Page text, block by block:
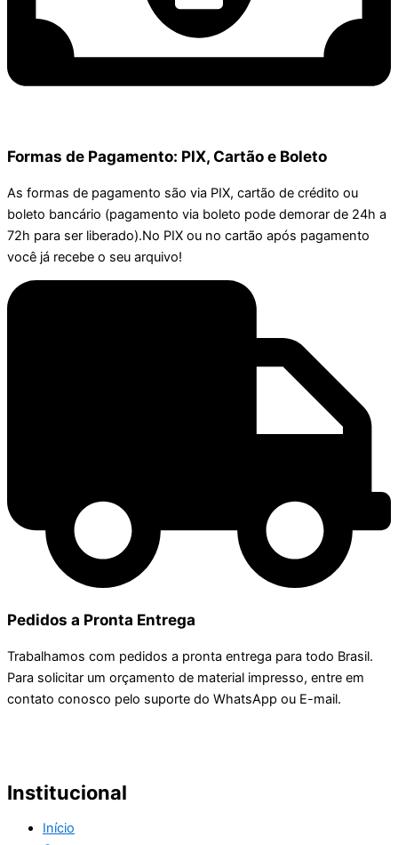
Formas de Pagamento: PIX, Cartão e Boleto
As formas de pagamento são via PIX, cartão de crédito ou
boleto bancário (pagamento via boleto pode demorar de 24h a
72h para ser liberado).No PIX ou no cartão após pagamento
você já recebe o seu arquivo!
Pedidos a Pronta Entrega
Trabalhamos com pedidos a pronta entrega para todo Brasil.
Para solicitar um orçamento de material impresso, entre em
contato conosco pelo suporte do WhatsApp ou E-mail.
Institucional
Início